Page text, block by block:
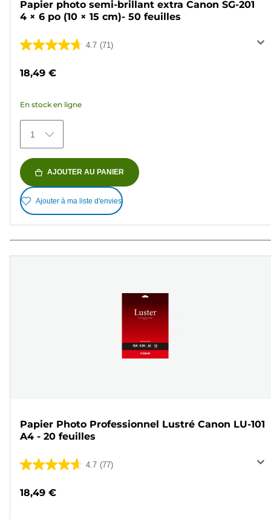
Papier photo semi-brillant extra Canon SG-201
4 × 6 po (10 × 15 cm)- 50 feuilles
4.7 (71)
4.7
5
71
avis
18,49 €
En stock en ligne
1
AJOUTER AU PANIER
Ajouter à ma liste d'envies
Papier Photo Professionnel Lustré Canon LU-101
A4 - 20 feuilles
4.7 (77)
4.7
18,49 €